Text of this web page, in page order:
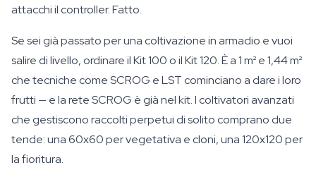
attacchi il controller. Fatto.
Se sei già passato per una coltivazione in armadio e vuoi
salire di livello, ordinare il Kit 100 o il Kit 120. È a 1 m² e 1,44 m²
che tecniche come SCROG e LST cominciano a dare i loro
frutti — e la rete SCROG è già nel kit. I coltivatori avanzati
che gestiscono raccolti perpetui di solito comprano due
tende: una 60x60 per vegetativa e cloni, una 120x120 per
la fioritura.